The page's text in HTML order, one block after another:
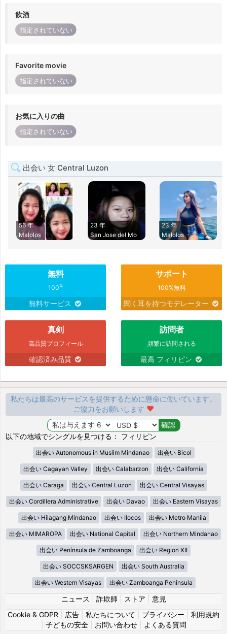
飲酒
指定されていない
Favorite movie
指定されていない
お気に入りの曲
指定されていない
出会い 女 Central Luzon
56 年
Malolos
23 年
San Jose del Mo
23 年
Malolos
無料
100%
無料サービス
サポート
100%無料
聞く耳を持つモデレーター
真剣
高品質プロフィール
確認済み品質
訪問者
頻繁に訪問される
最高 フィリピン
私たちは最高のサービスを提供するために懸命に働いています。
ご協力をお願いします
以下の地域でシングルを見つける： フィリピン
出会い Autonomous in Muslim Mindanao 出会い Bicol
出会い Cagayan Valley 出会い Calabarzon 出会い California
出会い Caraga 出会い Central Luzon 出会い Central Visayas
出会い Cordillera Administrative 出会い Davao 出会い Eastern Visayas
出会い Hilagang Mindanao 出会い Ilocos 出会い Metro Manila
出会い MIMAROPA 出会い National Capital 出会い Northern Mindanao
出会い Península de Zamboanga 出会い Region XII
出会い SOCCSKSARGEN 出会い South Australia
出会い Western Visayas 出会い Zamboanga Peninsula
ニュース 詐欺師 ストア
意見
Cookie & GDPR
広告 私たちについて プライバシー
利用規約
子どもの安全| お問い合わせ| よくある質問